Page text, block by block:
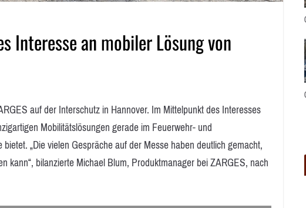
Interesse an mobiler Lösung von
auf der Interschutz in Hannover. Im Mittelpunkt des Interesses
Mobilitätslösungen gerade im Feuerwehr- und
„Die vielen Gespräche auf der Messe haben deutlich gemacht,
kann“, bilanzierte Michael Blum, Produktmanager bei ZARGES, nach